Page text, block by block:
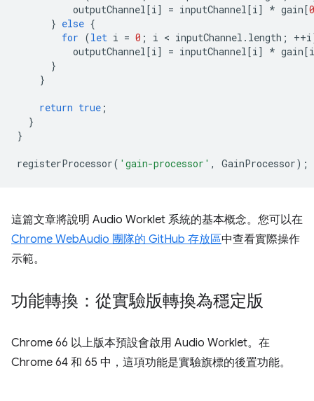
outputChannel [i] = inputChannel [i] * gain [0
} else {
for (let i = 0 ; i < inputChannel . length ; ++i
outputChannel [i] = inputChannel [i] * gain [i
}
}
return true ;
}
}
registerProcessor( 'gain-processor' , GainProcessor);
這篇文章將說明 Audio Worklet 系統的基本概念。您可以在
Chrome WebAudio 團隊的 GitHub 存放區中查看實際操作
示範。
功能轉換：從實驗版轉換為穩定版
Chrome 66 以上版本預設會啟用 Audio Worklet。在
Chrome 64 和 65 中，這項功能是實驗旗標的後置功能。